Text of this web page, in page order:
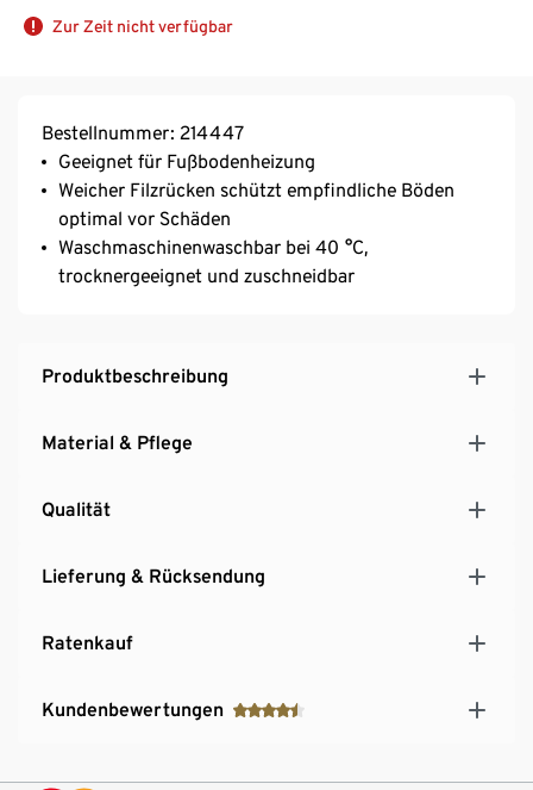
Zur Zeit nicht verfügbar
Bestellnummer: 214447
Geeignet für Fußbodenheizung
Weicher Filzrücken schützt empfindliche Böden
optimal vor Schäden
Waschmaschinenwaschbar bei 40 °C,
trocknergeeignet und zuschneidbar
Produktbeschreibung
Material & Pflege
Qualität
Lieferung & Rücksendung
Ratenkauf
Kundenbewertungen